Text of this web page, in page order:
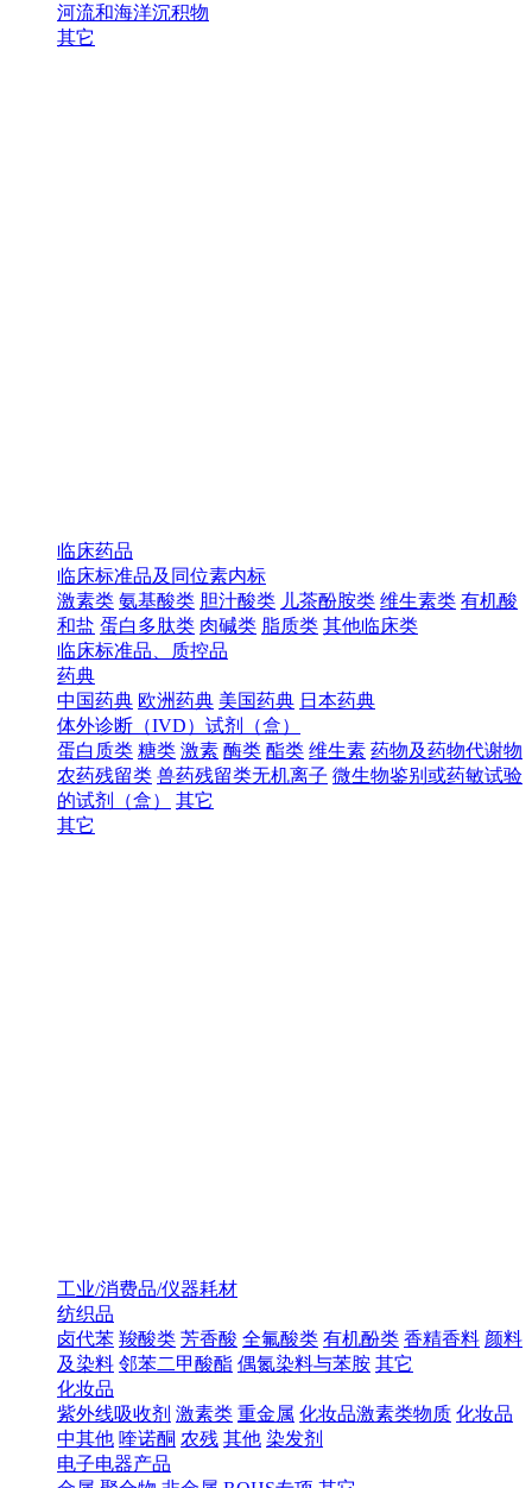
河流和海洋沉积物
其它
临床药品
临床标准品及同位素内标
激素类 氨基酸类 胆汁酸类 儿茶酚胺类 维生素类 有机酸
和盐 蛋白多肽类 肉碱类 脂质类 其他临床类
临床标准品、质控品
药典
中国药典 欧洲药典 美国药典 日本药典
体外诊断（IVD）试剂（盒）
蛋白质类 糖类 激素 酶类 酯类 维生素 药物及药物代谢物
农药残留类 兽药残留类无机离子 微生物鉴别或药敏试验
的试剂（盒）
其它
其它
工业/消费品/仪器耗材
纺织品
卤代苯 羧酸类 芳香酸 全氟酸类 有机酚类 香精香料 颜料
及染料 邻苯二甲酸酯 偶氮染料与苯胺 其它
化妆品
紫外线吸收剂 激素类 重金属 化妆品激素类物质 化妆品
中其他 喹诺酮 农残 其他 染发剂
电子电器产品